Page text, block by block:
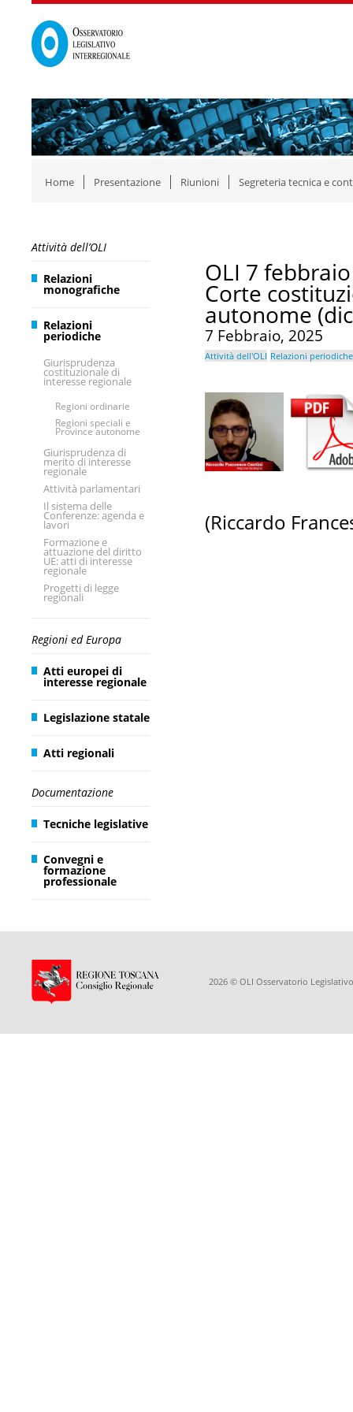
Home Presentazione Riunioni Segreteria tecnica e
Attività dell’OLI
Relazioni
monografiche
Relazioni
periodiche
Giurisprudenza
costituzionale di
interesse regionale
Regioni ordinarie
Regioni speciali e
Province autonome
Giurisprudenza di
merito di interesse
regionale
Attività parlamentari
Il sistema delle
Conferenze: agenda e
lavori
Formazione e
attuazione del diritto
UE: atti di interesse
regionale
Progetti di legge
regionali
Regioni ed Europa
Atti europei di
interesse regionale
Legislazione statale
Atti regionali
Documentazione
Tecniche legislative
Convegni e
formazione
professionale
OLI 7
Corte
autonome
7 Febbraio, 2025
Attività dell'OLI Relazioni periodiche
(Riccardo
2026 © OLI Osservatorio